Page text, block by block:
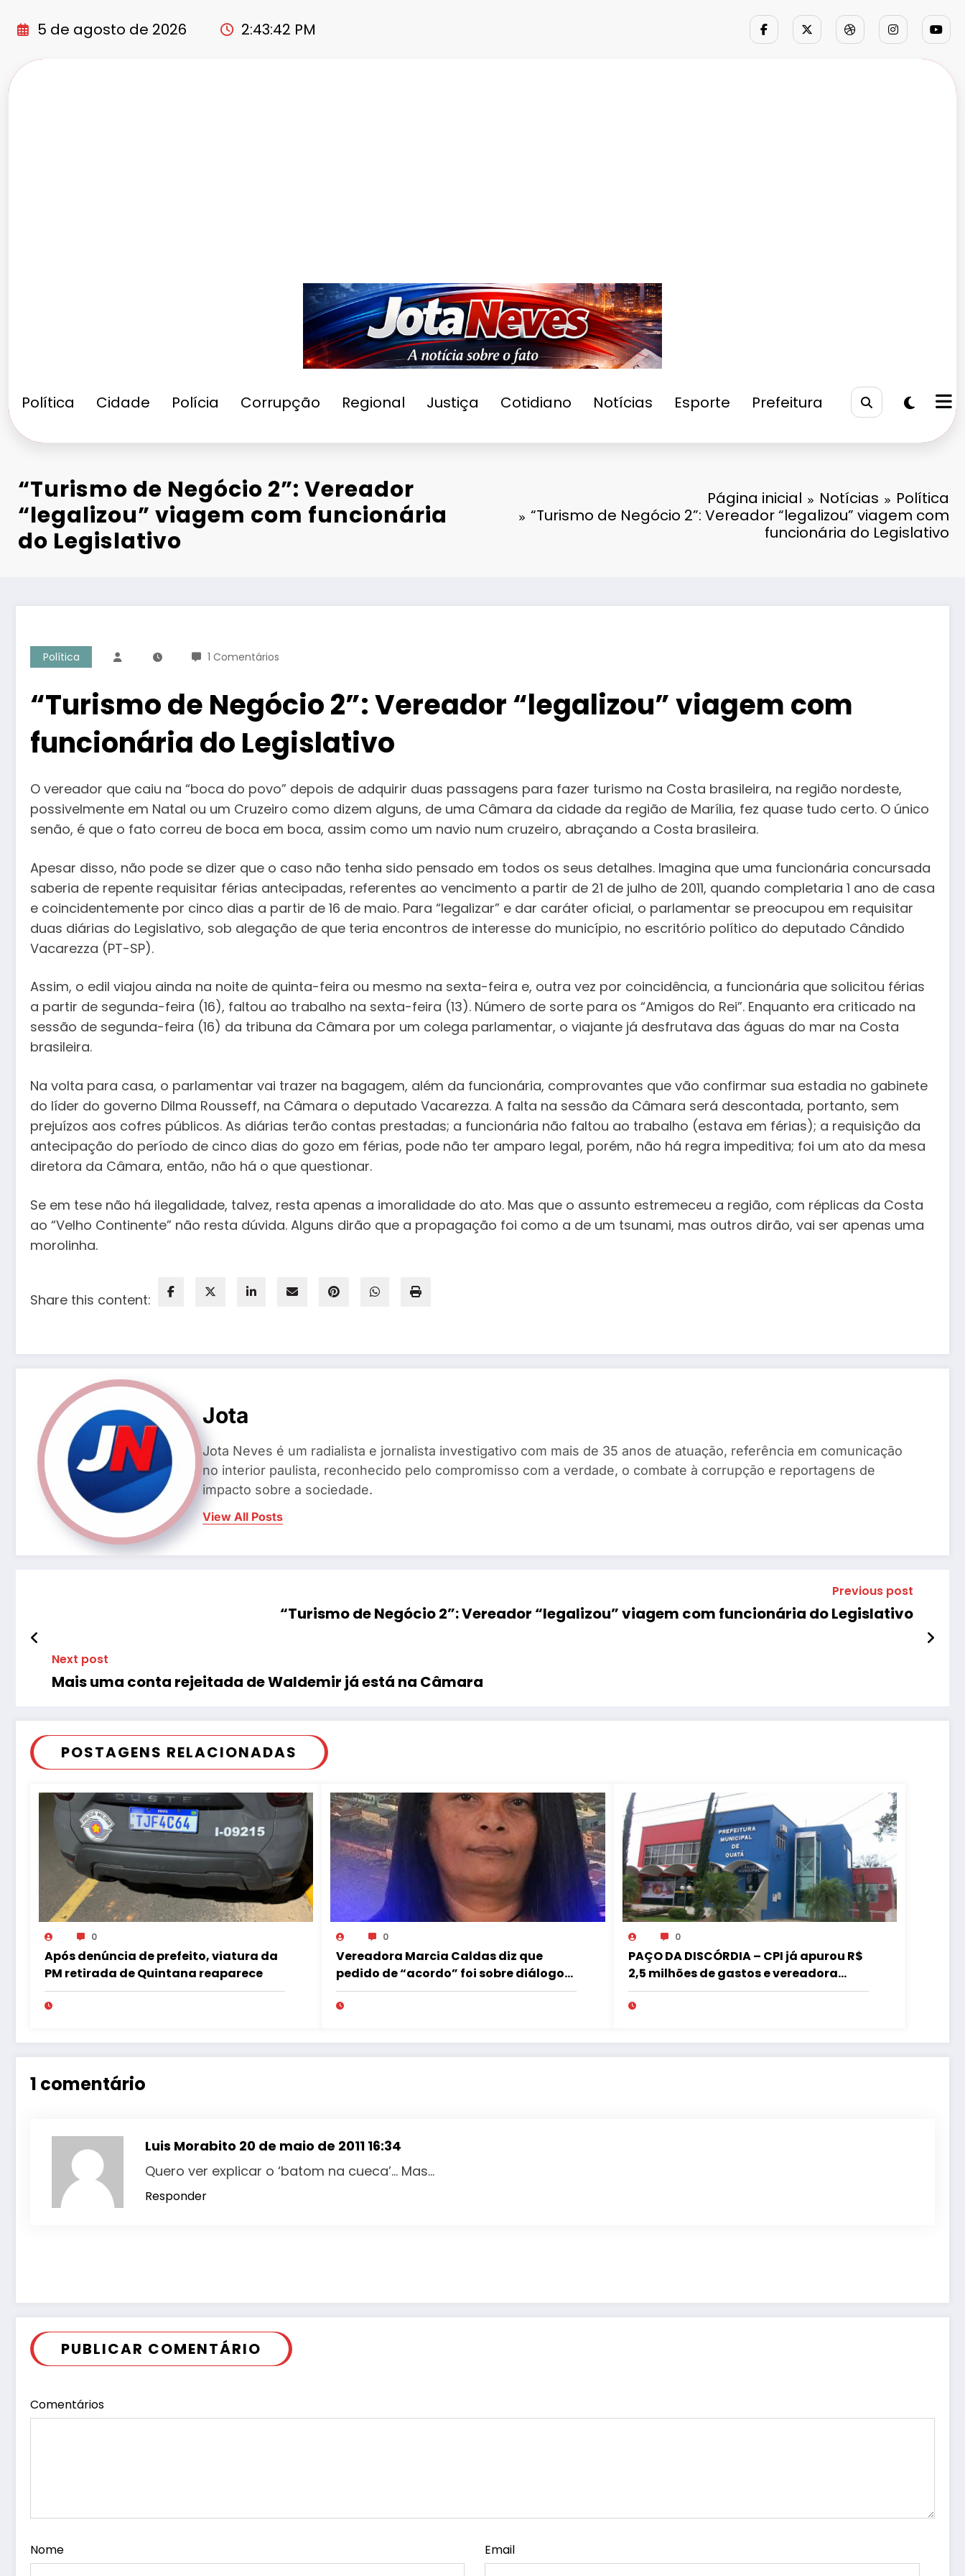
para
conteúdo
5 de agosto de 2026 2:43:44 PM
Política Cidade Polícia Corrupção Regional Justiça Cotidiano Notícias Esporte Prefeitura
“Turismo de Negócio 2”: Vereador
“legalizou” viagem com funcionária
do Legislativo
Página inicial Notícias
Política
“Turismo de Negócio 2”: Vereador “legalizou” viagem com
funcionária do Legislativo
Política 1 Comentários
“Turismo de Negócio 2”: Vereador “legalizou” viagem com
funcionária do Legislativo
O vereador que caiu na “boca do povo” depois de adquirir duas passagens para fazer turismo na Costa brasileira, na região nordeste,
possivelmente em Natal ou um Cruzeiro como dizem alguns, de uma Câmara da cidade da região de Marília, fez quase tudo certo. O único
senão, é que o fato correu de boca em boca, assim como um navio num cruzeiro, abraçando a Costa brasileira.
Apesar disso, não pode se dizer que o caso não tenha sido pensado em todos os seus detalhes. Imagina que uma funcionária concursada
saberia de repente requisitar férias antecipadas, referentes ao vencimento a partir de 21 de julho de 2011, quando completaria 1 ano de casa
e coincidentemente por cinco dias a partir de 16 de maio. Para “legalizar” e dar caráter oficial, o parlamentar se preocupou em requisitar
duas diárias do Legislativo, sob alegação de que teria encontros de interesse do município, no escritório político do deputado Cândido
Vacarezza (PT-SP).
Assim, o edil viajou ainda na noite de quinta-feira ou mesmo na sexta-feira e, outra vez por coincidência, a funcionária que solicitou férias
a partir de segunda-feira (16), faltou ao trabalho na sexta-feira (13). Número de sorte para os “Amigos do Rei”. Enquanto era criticado na
sessão de segunda-feira (16) da tribuna da Câmara por um colega parlamentar, o viajante já desfrutava das águas do mar na Costa
brasileira.
Na volta para casa, o parlamentar vai trazer na bagagem, além da funcionária, comprovantes que vão confirmar sua estadia no gabinete
do líder do governo Dilma Rousseff, na Câmara o deputado Vacarezza. A falta na sessão da Câmara será descontada, portanto, sem
prejuízos aos cofres públicos. As diárias terão contas prestadas; a funcionária não faltou ao trabalho (estava em férias); a requisição da
antecipação do período de cinco dias do gozo em férias, pode não ter amparo legal, porém, não há regra impeditiva; foi um ato da mesa
diretora da Câmara, então, não há o que questionar.
Se em tese não há ilegalidade, talvez, resta apenas a imoralidade do ato. Mas que o assunto estremeceu a região, com réplicas da Costa
ao “Velho Continente” não resta dúvida. Alguns dirão que a propagação foi como a de um tsunami, mas outros dirão, vai ser apenas uma
morolinha.
Share this content:
Jota
Jota Neves é um radialista e jornalista investigativo com mais de 35 anos de atuação, referência em comunicação
no interior paulista, reconhecido pelo compromisso com a verdade, o combate à corrupção e reportagens de
impacto sobre a sociedade.
View All Posts
Previous post
“Turismo de Negócio 2”: Vereador “legalizou” viagem com funcionária do Legislativo
Next post
Mais uma conta rejeitada de Waldemir já está na Câmara
POSTAGENS RELACIONADAS
0
Após denúncia de prefeito, viatura da
PM retirada de Quintana reaparece
0
Vereadora Marcia Caldas diz que
pedido de “acordo” foi sobre diálogo
institucional
0
PAÇO DA DISCÓRDIA – CPI já apurou R$
2,5 milhões de gastos e vereadora
pede “acordo” para aprovar R$ 9,5
milhões
1 comentário
Luis Morabito 20 de maio de 2011 16:34
Quero ver explicar o ‘batom na cueca’… Mas…
Responder
PUBLICAR COMENTÁRIO
Comentários
Nome Email